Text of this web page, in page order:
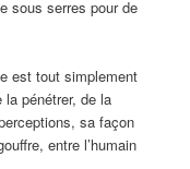
sous serres pour de
est tout simplement
la pénétrer, de la
sa façon
entre l’humain